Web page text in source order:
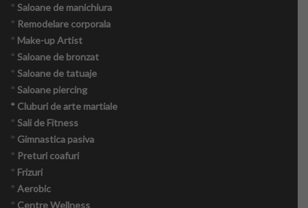
* Saloane de manichiura
* Remodelare corporala
* Make-up Artist
* Saloane de bronzat
* Saloane de tatuaje
* Saloane piercing
* Cluburi de arte martiale
* Sali de Fitness
* Gimnastica pasiva
* Preturi coafuri
* Frizuri
* Aerobic
* Centre Wellness